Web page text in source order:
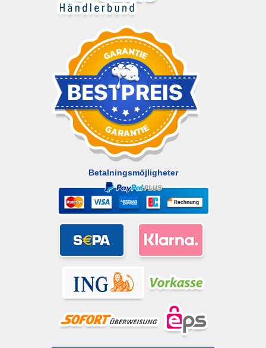
Betalningsmöjligheter